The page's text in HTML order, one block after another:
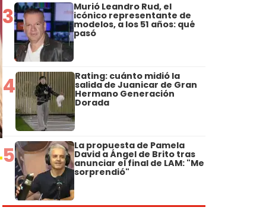
3 Murió Leandro Rud, el
icónico representante de
modelos, a los 51 años: qué
pasó
4 Rating: cuánto midió la
salida de Juanicar de Gran
Hermano Generación
Dorada
5 La propuesta de Pamela
David a Ángel de Brito tras
anunciar el final de LAM: "Me
sorprendió"